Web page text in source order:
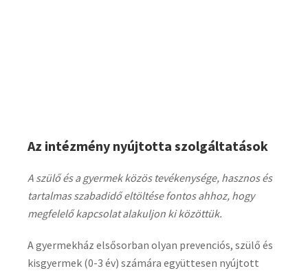
Az intézmény nyújtotta szolgáltatások
A szülő és a gyermek közös tevékenysége, hasznos és
tartalmas szabadidő eltöltése fontos ahhoz, hogy
megfelelő kapcsolat alakuljon ki közöttük.
A gyermekház elsősorban olyan prevenciós, szülő és
kisgyermek (0-3 év) számára együttesen nyújtott